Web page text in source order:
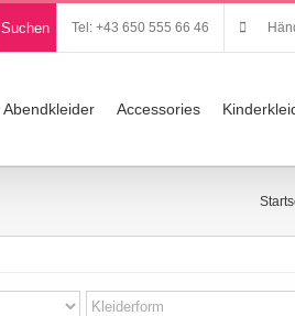
Suchen Tel: +43 650 555 66 46
Abendkleider Accessories